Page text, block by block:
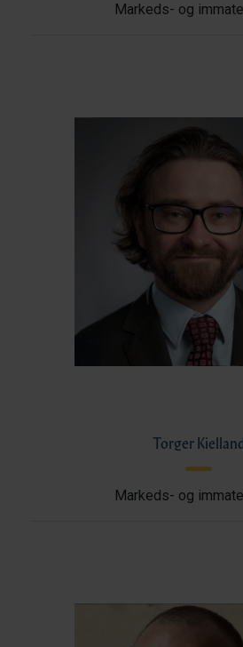
Markeds- og
Torger
Markeds- og